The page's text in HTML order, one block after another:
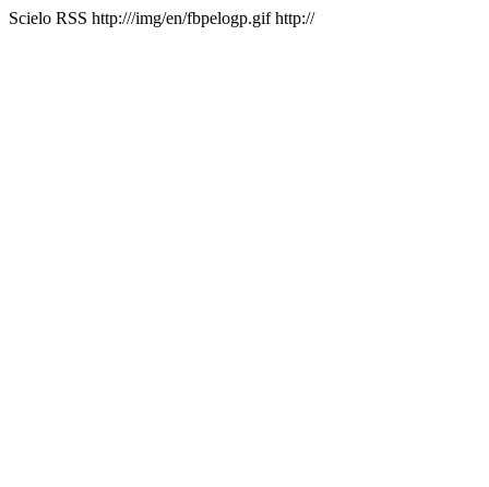
Scielo RSS http:///img/en/fbpelogp.gif http://